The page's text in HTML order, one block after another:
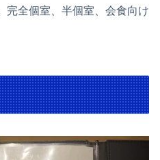
完全個室、半個室、会食向け